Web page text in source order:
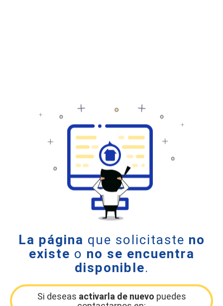
La página que solicitaste no
existe o no se encuentra
disponible.
Si deseas activarla de nuevo puedes